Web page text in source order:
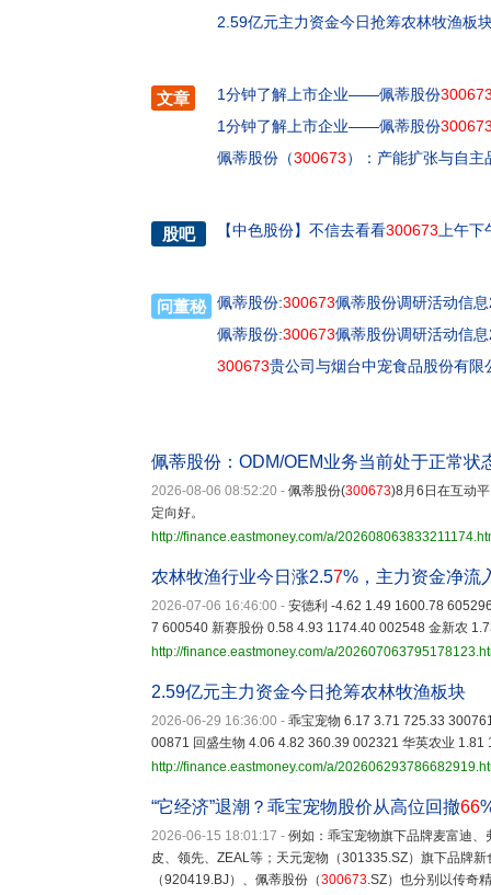
2.59亿元主力资金今日抢筹农林牧渔板
文章 1分钟了解上市企业——佩蒂股份
1分钟了解上市企业——佩蒂股份
佩蒂股份（300673）：产能扩张与自
股吧 【中色股份】 不信去看看300673 上午
问董秘 佩蒂股份:300673佩蒂股份调研活动信
佩蒂股份:300673佩蒂股份调研活动信
300673贵公司与烟台中宠食品股份有
佩蒂股份：ODM/OEM业务当前处于正常状
2026-08-06 08:52:20 - 佩蒂股份(300673)8月6日在互动
定向好。
http://finance.eastmoney.com/a/
农林牧渔行业今日涨2.57%，主力资金净流
2026-07-06 16:46:00 - 安德利 -4.62 1.49 1600.78
7 600540 新赛股份 0.58 4.93 1174.40 002548 金新农
http://finance.eastmoney.com/a/
2.59亿元主力资金今日抢筹农林牧渔板块
2026-06-29 16:36:00 - 乖宝宠物 6.17 3.71 725.33
00871 回盛生物 4.06 4.82 360.39 002321 华英农业
http://finance.eastmoney.com/a/
“它经济”退潮？乖宝宠物股价从高位回撤66
2026-06-15 18:01:17 - 例如：乖宝宠物旗下品牌麦富迪
皮、领先、ZEAL等；天元宠物（301335.SZ）旗下品牌
（920419.BJ）、佩蒂股份（300673.SZ）也分别以传奇